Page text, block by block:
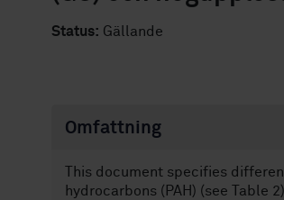
Status: Gällande
Omfattning
This document specifies
hydrocarbons (PAH) (see Table